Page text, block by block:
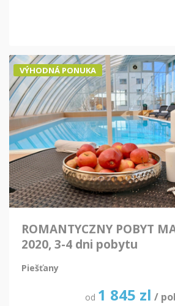
VÝHODNÁ PONUKA
ROMANTYCZNY POBYT
2020, 3-4 dni pobytu
Piešťany
od 1 845 zl /